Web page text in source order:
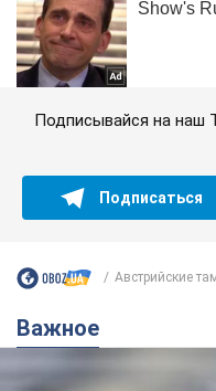
Подписывайся на наш
Подписаться
Австрийские
Важное